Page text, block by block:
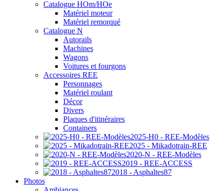
Catalogue HOm/HOe
Matériel moteur
Matériel remorqué
Catalogue N
Autorails
Machines
Wagons
Voitures et fourgons
Accessoires REE
Personnages
Matériel roulant
Décor
Divers
Plaques d'itinéraires
Containers
2025-H0 - REE-Modèles
2025 - Mikadotrain-REE
2020-N - REE-Modèles
2019 - REE-ACCESS
2018 - Asphaltes87
Photos